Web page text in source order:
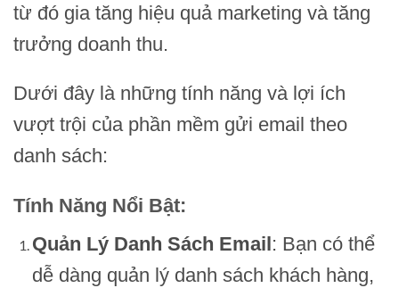
từ đó gia tăng hiệu quả marketing và tăng
trưởng doanh thu.
Dưới đây là những tính năng và lợi ích
vượt trội của phần mềm gửi email theo
danh sách:
Tính Năng Nổi Bật:
Quản Lý Danh Sách Email: Bạn có thể
dễ dàng quản lý danh sách khách hàng,